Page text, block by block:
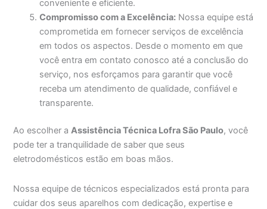
conveniente e eficiente.
Compromisso com a Excelência: Nossa equipe está
comprometida em fornecer serviços de excelência
em todos os aspectos. Desde o momento em que
você entra em contato conosco até a conclusão do
serviço, nos esforçamos para garantir que você
receba um atendimento de qualidade, confiável e
transparente.
Ao escolher aAssistência Técnica Lofra São Paulo, você
pode ter a tranquilidade de saber que seus
eletrodomésticos estão em boas mãos.
Nossa equipe de técnicos especializados está pronta para
cuidar dos seus aparelhos com dedicação, expertise e